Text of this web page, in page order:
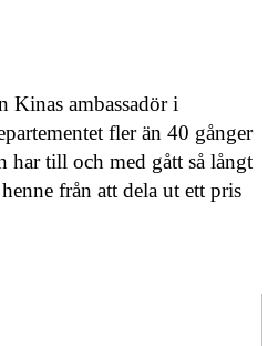
Kinas ambassadör i
fler än 40 gånger
har till och med gått så långt
från att dela ut ett pris